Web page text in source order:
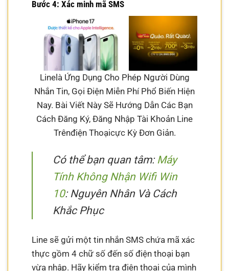
Bước 4: Xác minh mã SMS
Linelà Ứng Dụng Cho Phép Người Dùng
Nhắn Tin, Gọi Điện Miễn Phí Phổ Biến Hiện
Nay. Bài Viết Này Sẽ Hướng Dẫn Các Bạn
Cách Đăng Ký, Đăng Nhập Tài Khoản Line
Trênđiện Thoạicực Kỳ Đơn Giản.
Có thể bạn quan tâm:Máy
Tính Không Nhận Wifi Win
10: Nguyên Nhân Và Cách
Khắc Phục
Line sẽ gửi một tin nhắn SMS chứa mã xác
thực gồm 4 chữ số đến số điện thoại bạn
vừa nhập. Hãy kiểm tra điện thoại của mình